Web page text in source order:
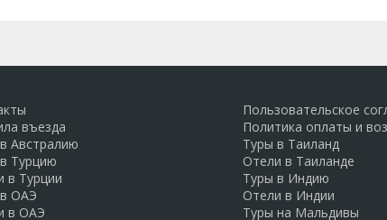
въезда
Австралию
Турцию
в Турции
ОАЭ
в ОАЭ
Пользовательское
Политика оплаты и
Туры в Таиланд
Отели в Таиланде
Туры в Индию
Отели в Индии
Туры на Мальдивы